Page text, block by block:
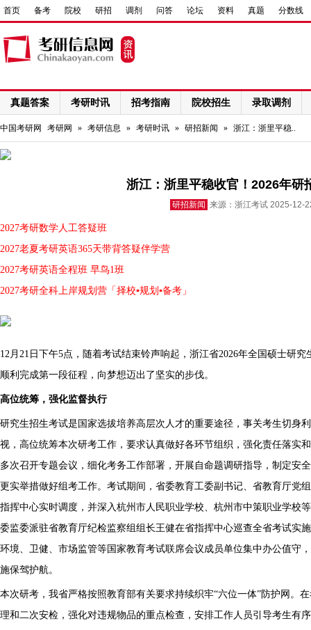
首页 备考 院校 研招 调剂 问答 论坛 资料 真题 分数线
真题答案 考研时讯 招考指南 院校招生 录取调剂
网络课程
中国考研网 考研网 » 考研信息 » 考研时讯 » 研招新闻 » 浙江：浙里平稳..
浙江：浙里平稳收官！2026年研
研招新闻 来源：浙江考试 2025-
2027考研数学人工答疑班
2027老夏考研英语365天带背答疑伴学营
2027考研英语全程班 早鸟1班
2027考研全科上岸规划营「择校▪规划▪备考」
12月21日下午5点，随着考试结束铃声响起，浙江省2026年全国硕士研
顺利完成第一段征程，向梦想迈出了坚实的步伐。
高位统筹，强化监督执行
研究生招生考试是国家选拔培养高层次人才的重要途径，事关考生切身
视，高位统筹本次研考工作，要求认真做好各环节组织，强化责任落实
多次召开专题会议，细化考务工作部署，开展自命题调研指导，制定安
更实举措做好组考工作。考试期间，省委教育工委副书记、省教育厅党
指挥中心实时调度，并深入杭州市人民职业学校、杭州市中策职业学校
委监委派驻省教育厅纪检监察组组长王健在省指挥中心巡查全省考试实
环境、卫健、市场监管等国家教育考试联席会议成员单位集中办公值守
施保驾护航。
本次研考，我省严格按照教育部有关要求持续织牢“六位一体”防护网。
理和二次安检，强化对违规物品的重点检查，安排工作人员引导考生有